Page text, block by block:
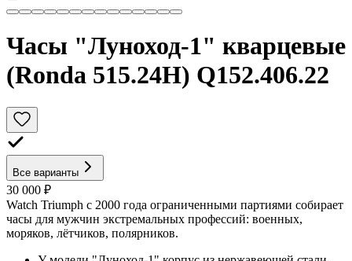
Часы "Луноход-1" кварцевые
(Ronda 515.24H) Q152.406.22
Все варианты
30 000 ₽
Watch Triumph с 2000 года ограниченными партиями собирает
часы для мужчин экстремальных профессий: военных,
моряков, лётчиков, полярников.